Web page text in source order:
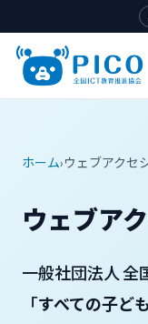
ホーム›ウェブアクセ
ウェブア
一般社団法人 全
「すべての子ど